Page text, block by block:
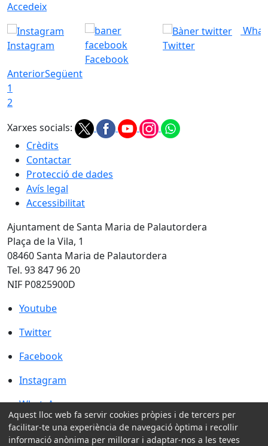
Accedeix
Instagram
Facebook
Twitter
AnteriorSegüent
1
2
Xarxes socials:
Crèdits
Contactar
Protecció de dades
Avís legal
Accessibilitat
Ajuntament de Santa Maria de Palautordera
Plaça de la Vila, 1
08460 Santa Maria de Palautordera
Tel. 93 847 96 20
NIF P0825900D
Youtube
Youtube
Twitter
Twitter
Facebook
Facebook
Instagram
Instagram
WhatsApp
WhatsApp
Amb la col·laboració de:
Aquest lloc web fa servir cookies pròpies i de tercers per
facilitar-te una experiència de navegació òptima i recollir
informació anònima per millorar i adaptar-nos a les teves